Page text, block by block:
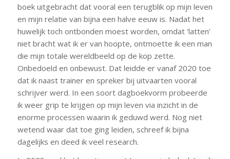
boek uitgebracht dat vooral een terugblik op mijn leven
en mijn relatie van bijna een halve eeuw is. Nadat het
huwelijk toch ontbonden moest worden, omdat ‘latten’
niet bracht wat ik er van hoopte, ontmoette ik een man
die mijn totale wereldbeeld op de kop zette.
Onbedoeld en onbewust. Dat leidde er vanaf 2020 toe
dat ik naast trainer en spreker bij uitvaarten vooral
schrijver werd. In een soort dagboekvorm probeerde
ik weer grip te krijgen op mijn leven via inzicht in de
enorme processen waarin ik geduwd werd. Nog niet
wetend waar dat toe ging leiden, schreef ik bijna
dagelijks en deed ik veel research.